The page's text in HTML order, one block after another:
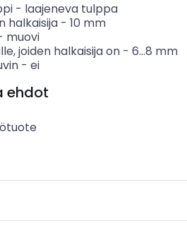
- laajeneva tulppa
halkaisija- 10 mm
muovi
joiden halkaisija on- 6...8 mm
- ei
ehdot